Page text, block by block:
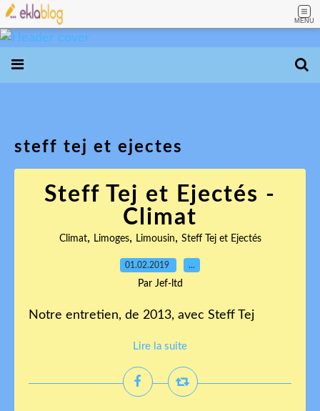
MENU
steff tej et ejectes
Steff Tej et Ejectés -
Climat
Climat, Limoges, Limousin, Steff Tej et Ejectés
01.02.2019 …
Par Jef-ltd
Notre entretien, de 2013, avec Steff Tej
Lire la suite